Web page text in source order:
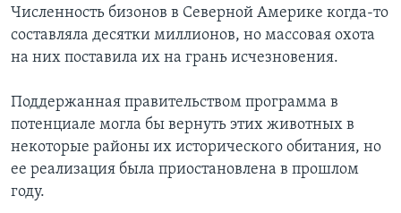
Численность бизонов в Северной Америке когда-то
составляла десятки миллионов, но массовая охота
на них поставила их на грань исчезновения.
Поддержанная правительством программа в
потенциале могла бы вернуть этих животных в
некоторые районы их исторического обитания, но
ее реализация была приостановлена в прошлом
году.